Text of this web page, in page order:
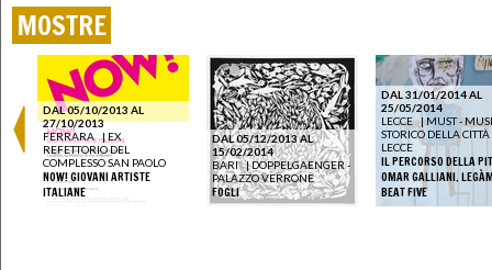
MOSTRE
DAL 05/10/2013 AL
27/10/2013
FERRARA |EX
REFETTORIO DEL
COMPLESSO SAN PAOLO
NOW! GIOVANI ARTISTE
ITALIANE
DAL 05/12/2013 AL
15/02/2014
BARI |DOPPELGAENGER -
PALAZZO VERRONE
FOGLI
DAL 31/01/2014 AL
25/05/2014
LECCE |MUST -
STORICO DELLA
LECCE
IL PERCORSO DELLA
OMAR GALLIANI.
BEAT FIVE